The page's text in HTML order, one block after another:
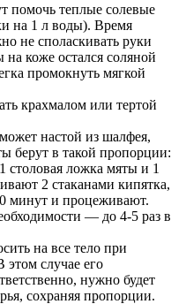
помочь теплые солевые
на 1 л воды). Время
не споласкивать руки
коже остался соляной
промокнуть мягкой
крахмалом или тертой
настой из шалфея,
берут в такой пропорции:
столовая ложка мяты и 1
2 стаканами кипятка,
минут и процеживают.
— до 4-5 раз в
на все тело при
этом случае его
нужно будет
сохраняя пропорции.